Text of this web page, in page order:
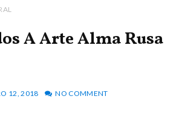
A Arte Alma Rusa
12, 2018 NO COMMENT